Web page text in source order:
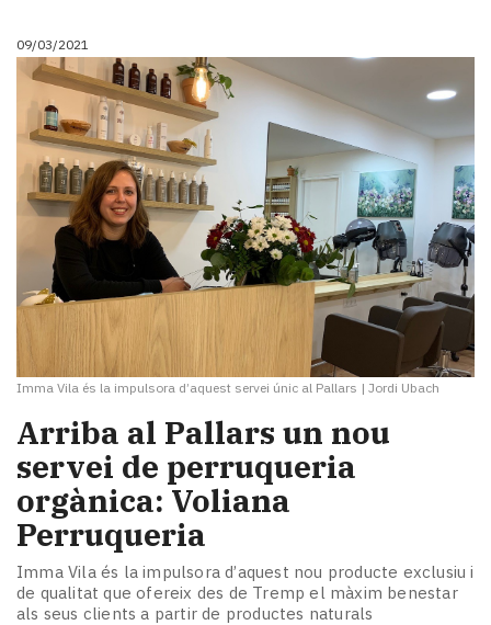
09/03/2021
Imma Vila és la impulsora d’aquest servei únic al Pallars | Jordi Ubach
Arriba al Pallars un nou
servei de perruqueria
orgànica: Voliana
Perruqueria
Imma Vila és la impulsora d’aquest nou producte exclusiu i
de qualitat que ofereix des de Tremp el màxim benestar
als seus clients a partir de productes naturals